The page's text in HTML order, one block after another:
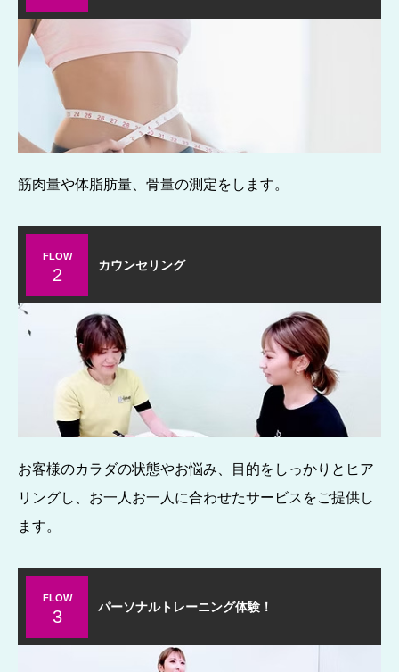
筋肉量や体脂肪量、骨量の測定をします。
FLOW
2 カウンセリング
お客様のカラダの状態やお悩み、目的をしっかりとヒア
リングし、お一人お一人に合わせたサービスをご提供し
ます。
FLOW
3 パーソナルトレーニング体験！